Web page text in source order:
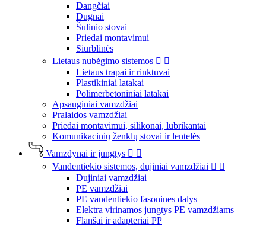
Dangčiai
Dugnai
Šulinio stovai
Priedai montavimui
Siurblinės
Lietaus nubėgimo sistemos  
Lietaus trapai ir rinktuvai
Plastikiniai latakai
Polimerbetoniniai latakai
Apsauginiai vamzdžiai
Pralaidos vamzdžiai
Priedai montavimui, silikonai, lubrikantai
Komunikacinių ženklų stovai ir lentelės
Vamzdynai ir jungtys  
Vandentiekio sistemos, dujiniai vamzdžiai  
Dujiniai vamzdžiai
PE vamzdžiai
PE vandentiekio fasonines dalys
Elektra virinamos jungtys PE vamzdžiams
Flanšai ir adapteriai PP